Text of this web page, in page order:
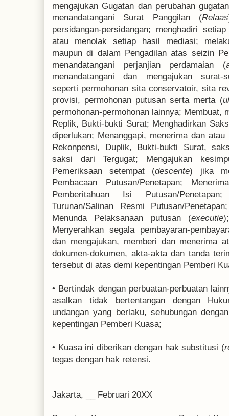
mengajukan Gugatan dan perubahan
menandatangani Surat Panggilan (Relaas
persidangan-persidangan; menghadiri
atau menolak setiap hasil mediasi;
maupun di dalam Pengadilan atas seizin
menandatangani perjanjian perdamaian (
menandatangani dan mengajukan surat-
seperti permohonan sita conservatoir, sita
provisi, permohonan putusan serta merta (
permohonan-permohonan lainnya; Membuat,
Replik, Bukti-bukti Surat; Menghadirkan
diperlukan; Menanggapi, menerima dan
Rekonpensi, Duplik, Bukti-bukti Surat,
saksi dari Tergugat; Mengajukan
Pemeriksaan setempat (descente) jika
Pembacaan Putusan/Penetapan;
Pemberitahuan Isi Putusan/
Turunan/Salinan Resmi Putusan/
Menunda Pelaksanaan putusan (executie
Menyerahkan segala pembayaran-
dan mengajukan, memberi dan menerima
dokumen-dokumen, akta-akta dan tanda
tersebut di atas demi kepentingan Pemberi
• Bertindak dengan perbuatan-perbuatan
asalkan tidak bertentangan dengan
undangan yang berlaku, sehubungan
kepentingan Pemberi Kuasa;
• Kuasa ini diberikan dengan hak substitusi (
tegas dengan hak retensi.
Jakarta, __ Februari 20XX